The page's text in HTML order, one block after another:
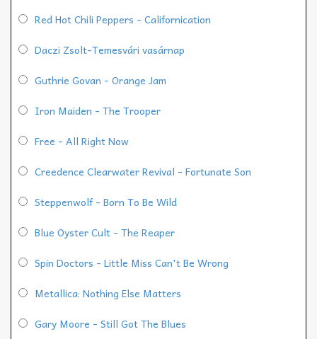
Red Hot Chili Peppers - Californication
Daczi Zsolt-Temesvári vasárnap
Guthrie Govan - Orange Jam
Iron Maiden - The Trooper
Free - All Right Now
Creedence Clearwater Revival - Fortunate Son
Steppenwolf - Born To Be Wild
Blue Oyster Cult - The Reaper
Spin Doctors - Little Miss Can't Be Wrong
Metallica: Nothing Else Matters
Gary Moore - Still Got The Blues